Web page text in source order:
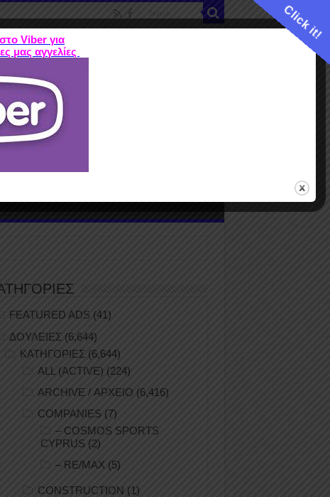
FEATURED ADS (41)
ΔΟΥΛΕΙΕΣ (6,644)
ΚΑΤΗΓΟΡΙΕΣ (6,644)
ALL (ACTIVE) (224)
ARCHIVE / ΑΡΧΕΙΟ (6,416)
COMPANIES (7)
– COSMOS SPORTS
CYPRUS (2)
– RE/MAX (5)
CONSTRUCTION (1)
Click it!
Viber για
μας αγγελίες